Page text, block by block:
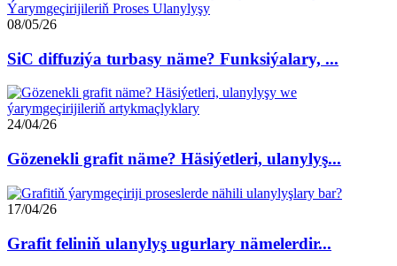
08/05/26
SiC diffuziýa turbasy näme? Funksiýalary, ...
24/04/26
Gözenekli grafit näme? Häsiýetleri, ulanylyş...
17/04/26
Grafit feliniň ulanylyş ugurlary nämelerdir...